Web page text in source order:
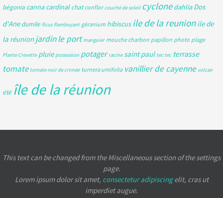
bégonia canna cardinal chat conflor couché de soleil cyclone dahlia Dos
d'Ane dumile ficus flamboyant géranium hibiscus ile de la reunion ile de
la réunion jardinle port manguier mouche charbon papillon photo plage
Plante Crevette pluie possession potager racine saint paul tec tec terrasse
tomate tomate noir de crimée turnera umifolia vanillier de cayenne volcan
été île de la réunion
This text can be changed from the Miscellaneous section of the settings
page.
Lorem ipsumdolor sit amet, consectetur adipiscingelit, cras ut
imperdiet augue.